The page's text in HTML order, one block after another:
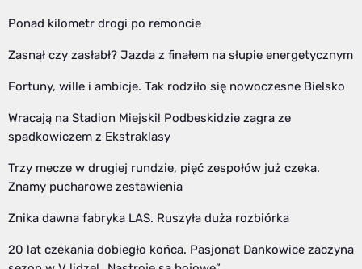
Ponad kilometr drogi po remoncie
Zasnął czy zasłabł? Jazda z finałem na słupie energetycznym
Fortuny, wille i ambicje. Tak rodziło się nowoczesne Bielsko
Wracają na Stadion Miejski! Podbeskidzie zagra ze
spadkowiczem z Ekstraklasy
Trzy mecze w drugiej rundzie, pięć zespołów już czeka.
Znamy pucharowe zestawienia
Znika dawna fabryka LAS. Ruszyła duża rozbiórka
20 lat czekania dobiegło końca. Pasjonat Dankowice zaczyna